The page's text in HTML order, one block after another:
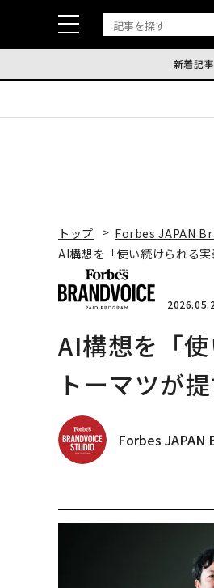
新着記事
トップ Forbes JAPAN
AI構想を「使い続けられる実
AI構想を「使
トーマツが
Forbes JAPAN